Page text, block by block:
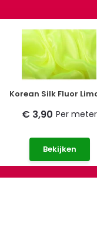
Korean Silk Fluor
€ 3,90 Per meter
Bekijken